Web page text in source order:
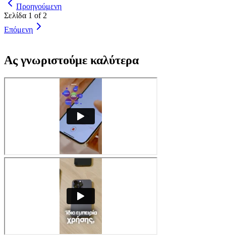
Προηγούμενη
Σελίδα 1 of 2
Επόμενη
Ας γνωριστούμε καλύτερα